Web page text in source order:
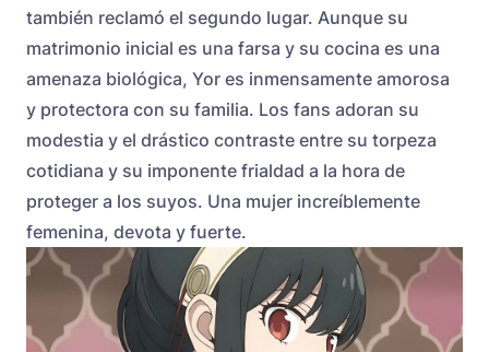
también reclamó el segundo lugar. Aunque su
matrimonio inicial es una farsa y su cocina es una
amenaza biológica, Yor es inmensamente amorosa
y protectora con su familia. Los fans adoran su
modestia y el drástico contraste entre su torpeza
cotidiana y su imponente frialdad a la hora de
proteger a los suyos. Una mujer increíblemente
femenina, devota y fuerte.